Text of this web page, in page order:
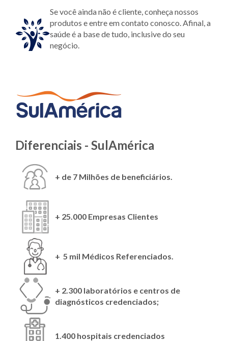
Se você ainda não é cliente, conheça nossos
produtos e entre em contato conosco. Afinal, a
saúde é a base de tudo, inclusive do seu
negócio.
Diferenciais - SulAmérica
+ de 7 Milhões de beneficiários.
+ 25.000 Empresas Clientes
+ 5 mil Médicos Referenciados.
+ 2.300 laboratórios e centros de
diagnósticos credenciados;
1.400 hospitais credenciados